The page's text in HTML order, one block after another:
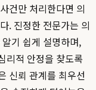
건만 처리한다면 의
. 진정한 전문가는 의
기 쉽게 설명하며,
리적 안정을 찾도록
신뢰 관계를 최우선